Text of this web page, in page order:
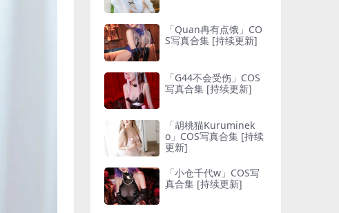
「Quan冉有点饿」CO
S写真合集 [持续更新]
「G44不会受伤」COS
写真合集 [持续更新]
「胡桃猫Kuruminek
o」COS写真合集 [持续
更新]
「小仓千代w」COS写
真合集 [持续更新]